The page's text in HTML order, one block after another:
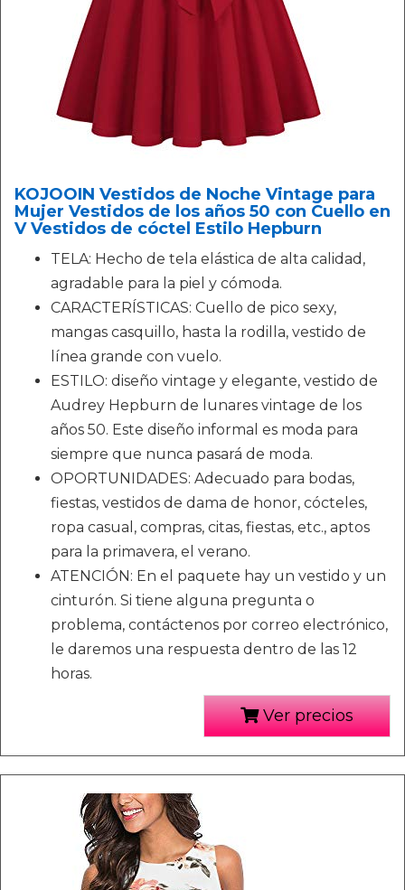
KOJOOIN Vestidos de Noche Vintage para
Mujer Vestidos de los años 50 con Cuello en
V Vestidos de cóctel Estilo Hepburn
TELA: Hecho de tela elástica de alta calidad,
agradable para la piel y cómoda.
CARACTERÍSTICAS: Cuello de pico sexy,
mangas casquillo, hasta la rodilla, vestido de
línea grande con vuelo.
ESTILO: diseño vintage y elegante, vestido de
Audrey Hepburn de lunares vintage de los
años 50. Este diseño informal es moda para
siempre que nunca pasará de moda.
OPORTUNIDADES: Adecuado para bodas,
fiestas, vestidos de dama de honor, cócteles,
ropa casual, compras, citas, fiestas, etc., aptos
para la primavera, el verano.
ATENCIÓN: En el paquete hay un vestido y un
cinturón. Si tiene alguna pregunta o
problema, contáctenos por correo electrónico,
le daremos una respuesta dentro de las 12
horas.
Ver precios